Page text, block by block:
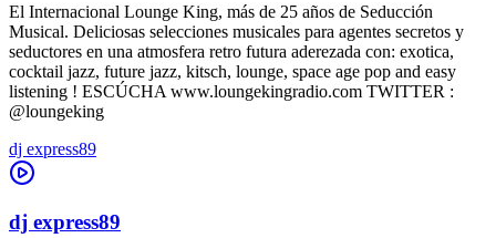
El Internacional Lounge King, más de 25 años de Seducción
Musical. Deliciosas selecciones musicales para agentes secretos y
seductores en una atmosfera retro futura aderezada con: exotica,
cocktail jazz, future jazz, kitsch, lounge, space age pop and easy
listening ! ESCÚCHA www.loungekingradio.com TWITTER :
@loungeking
dj express89
dj express89